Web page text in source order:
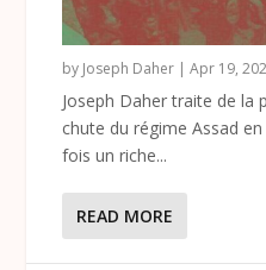
by Joseph Daher |Apr 19,
Joseph Daher traite de la
chute du régime Assad
fois un riche...
READ MORE